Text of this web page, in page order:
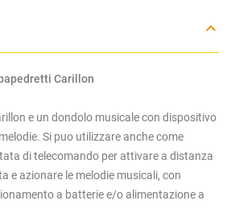
Carillon
e un dondolo musicale con dispositivo
Si puo utilizzare anche come
di telecomando per attivare a distanza
e azionare le melodie musicali, con
a batterie e/o alimentazione a